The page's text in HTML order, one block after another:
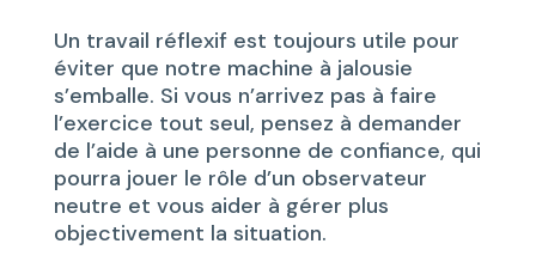
Un travail réflexif est toujours utile pour
éviter que notre machine à jalousie
s’emballe. Si vous n’arrivez pas à faire
l’exercice tout seul, pensez à demander
de l’aide à une personne de confiance, qui
pourra jouer le rôle d’un observateur
neutre et vous aider à gérer plus
objectivement la situation.